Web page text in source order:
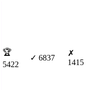
🏆
5422
✓ 6837
✗
1415